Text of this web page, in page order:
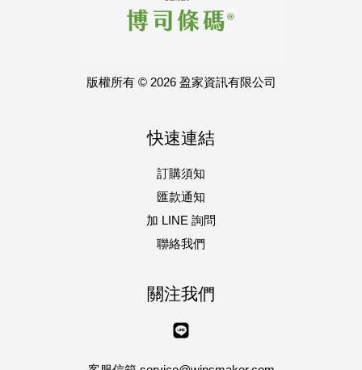
版權所有 © 2026 盈家資訊有限公司
快速連結
訂購須知
匯款通知
加 LINE 詢問
聯絡我們
關注我們